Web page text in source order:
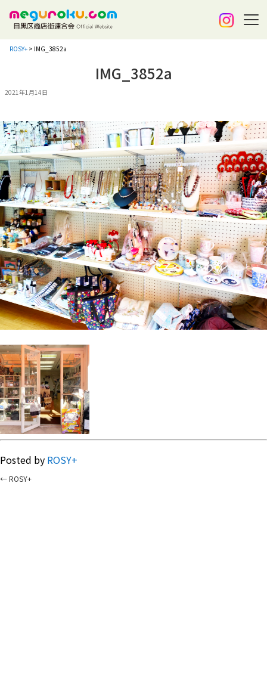
ROSY+ > IMG_3852a
IMG_3852a
2021年1月14日
Posted by ROSY+
←ROSY+